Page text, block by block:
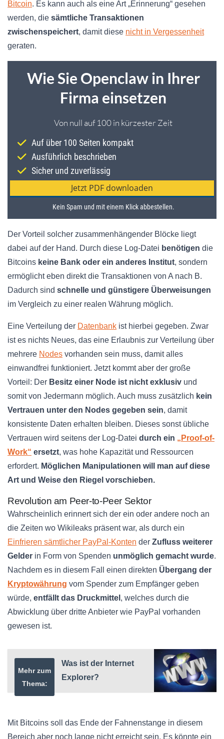
Bitcoin. Es kann auch als eine Art „Erinnerung“ gesehen
werden, die sämtliche Transaktionen
zwischenspeichert, damit diese nicht in Vergessenheit
geraten.
Der Vorteil solcher zusammenhängender Blöcke liegt
dabei auf der Hand. Durch diese Log-Datei benötigen die
Bitcoins keine Bank oder ein anderes Institut, sondern
ermöglicht eben direkt die Transaktionen von A nach B.
Dadurch sind schnelle und günstigere Überweisungen
im Vergleich zu einer realen Währung möglich.
Eine Verteilung der Datenbank ist hierbei gegeben. Zwar
ist es nichts Neues, das eine Erlaubnis zur Verteilung über
mehrere Nodes vorhanden sein muss, damit alles
einwandfrei funktioniert. Jetzt kommt aber der große
Vorteil: Der Besitz einer Node ist nicht exklusiv und
somit von Jedermann möglich. Auch muss zusätzlich kein
Vertrauen unter den Nodes gegeben sein, damit
konsistente Daten erhalten bleiben. Dieses sonst übliche
Vertrauen wird seitens der Log-Datei durch ein „Proof-of-
Work“ ersetzt, was hohe Kapazität und Ressourcen
erfordert. Möglichen Manipulationen will man auf diese
Art und Weise den Riegel vorschieben.
Revolution am Peer-to-Peer Sektor
Wahrscheinlich erinnert sich der ein oder andere noch an
die Zeiten wo Wikileaks präsent war, als durch ein
Einfrieren sämtlicher PayPal-Konten der Zufluss weiterer
Gelder in Form von Spenden unmöglich gemacht wurde.
Nachdem es in diesem Fall einen direkten Übergang der
Kryptowährung vom Spender zum Empfänger geben
würde, entfällt das Druckmittel , welches durch die
Abwicklung über dritte Anbieter wie PayPal vorhanden
gewesen ist.
Mehr zum
Thema:
Was ist der Internet
Explorer?
Mit Bitcoins soll das Ende der Fahnenstange in diesem
Bereich aber noch lange nicht erreicht sein. Es könnte ein